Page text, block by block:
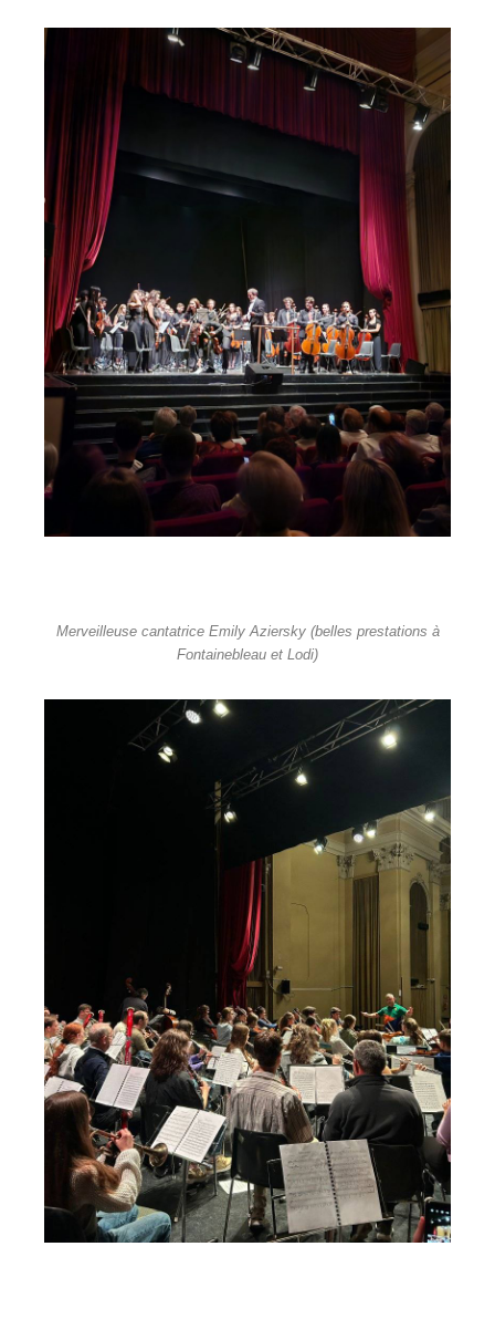
Merveilleuse cantatrice Emily Aziersky (belles prestations à
Fontainebleau et Lodi)